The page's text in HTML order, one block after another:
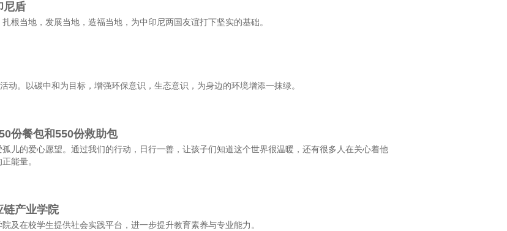
尼盾
根当地，发展当地，造福当地，为中印尼两国友谊打下坚实的基础。
。以碳中和为目标，增强环保意识，生态意识，为身边的环境增添一抹绿。
份餐包和550份救助包
儿的爱心愿望。通过我们的行动，日行一善，让孩子们知道这个世界很温暖，还有很多人在关心着他
能量。
链产业学院
及在校学生提供社会实践平台，进一步提升教育素养与专业能力。